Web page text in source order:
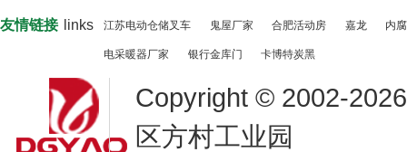
友情链接 links 江苏电动仓储叉车 鬼屋厂家 合肥活动房 嘉龙 内
电采暖器厂家 银行金库门 卡博特炭黑
Copyright © 2002-
区方村工业园